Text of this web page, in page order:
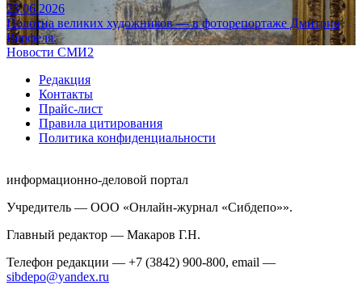
23.06.2026
Полотна великих художников — в фоторепортаже Дмитрия
Верфеля.
Новости СМИ2
Редакция
Контакты
Прайс-лист
Правила цитирования
Политика конфиденциальности
информационно-деловой портал
Учредитель — ООО «Онлайн-журнал «Сибдепо»».
Главный редактор — Макаров Г.Н.
Телефон редакции — +7 (3842) 900-800, email —
sibdepo@yandex.ru